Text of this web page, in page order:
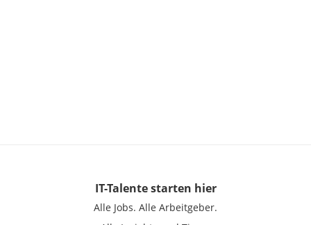
IT-Talentestarten hier
Alle Jobs. Alle Arbeitgeber.